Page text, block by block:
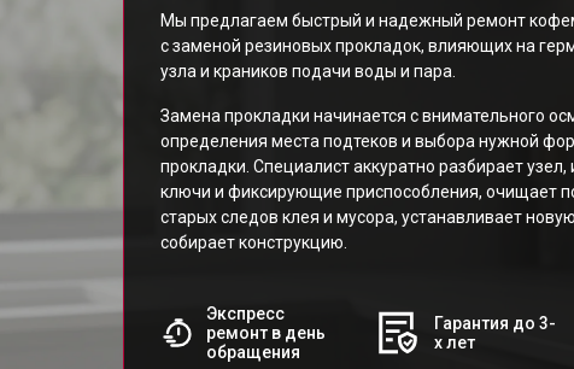
Мы предлагаем быстрый и надежный ремонт
с заменой резиновых прокладок, влияющих на
узла и краников подачи воды и пара.
Замена прокладки начинается с внимательного
определения места подтеков и выбора нужной
прокладки. Специалист аккуратно разбирает
ключи и фиксирующие приспособления, очищает
старых следов клея и мусора, устанавливает
собирает конструкцию.
Экспресс
ремонт в день
обращения
Гарантия до 3-
х лет